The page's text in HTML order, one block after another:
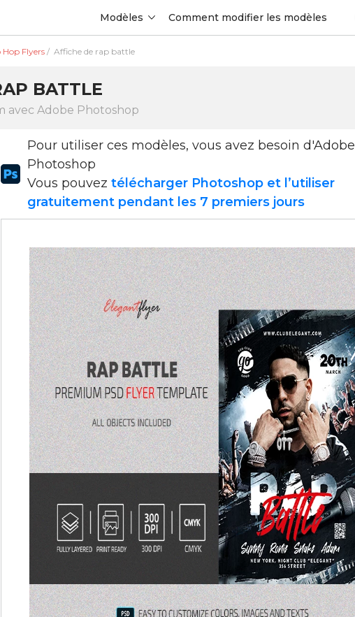
Modèles Comment modifier les modèles
Hop Flyers / Affiche de rap battle
BATTLE
avec Adobe Photoshop
Pour utiliser ces modèles, vous avez besoin d'Adobe
Photoshop
Vous pouveztélécharger Photoshop et l’utiliser
gratuitement pendant les 7 premiers jours